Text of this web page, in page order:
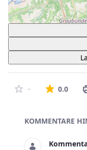
- 0.0Die
Asset-
KOMMENTARE